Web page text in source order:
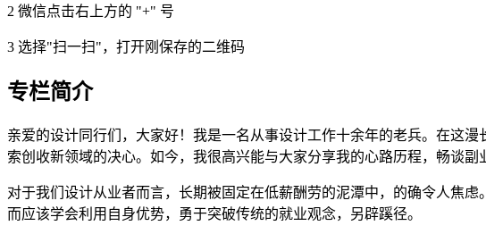
2 微信点击右上方的 "+" 号
3 选择"扫一扫"，打开刚保存的二维码
专栏简介
亲爱的设计同行们，大家好！我是一名从事设计工作十余年的老兵。在这
索创收新领域的决心。如今，我很高兴能与大家分享我的心路历程，畅谈副
对于我们设计从业者而言，长期被固定在低薪酬劳的泥潭中，的确令人焦
而应该学会利用自身优势，勇于突破传统的就业观念，另辟蹊径。